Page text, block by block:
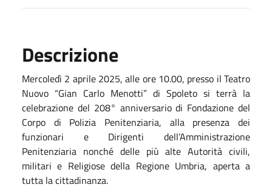
Descrizione
Mercoledì 2 aprile 2025, alle ore 10.00, presso il Teatro
Nuovo “Gian Carlo Menotti” di Spoleto si terrà la
celebrazione del 208° anniversario di Fondazione del
Corpo di Polizia Penitenziaria, alla presenza dei
funzionari e Dirigenti dell’Amministrazione
Penitenziaria nonché delle più alte Autorità civili,
militari e Religiose della Regione Umbria, aperta a
tutta la cittadinanza.